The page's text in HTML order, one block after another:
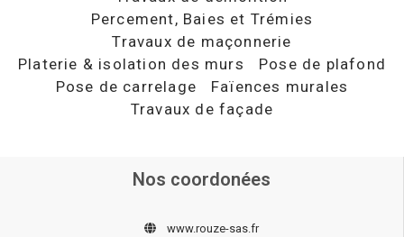
Percement, Baies et Trémies
Travaux de maçonnerie
Platerie & isolation des murs
Pose de plafond
Pose de carrelage
Faïences murales
Travaux de façade
Nos coordonées
www.rouze-sas.fr